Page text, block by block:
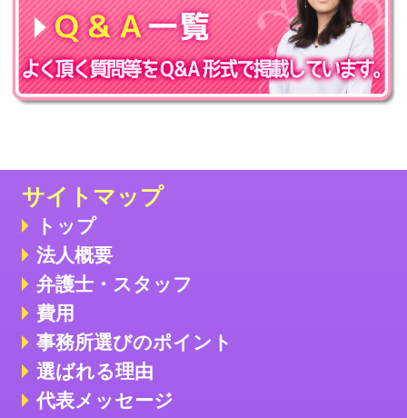
サイトマップ
トップ
法人概要
弁護士・スタッフ
費用
事務所選びのポイント
選ばれる理由
代表メッセージ